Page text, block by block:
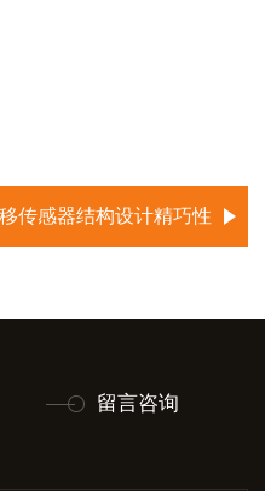
传感器结构设计精巧性
留言咨询